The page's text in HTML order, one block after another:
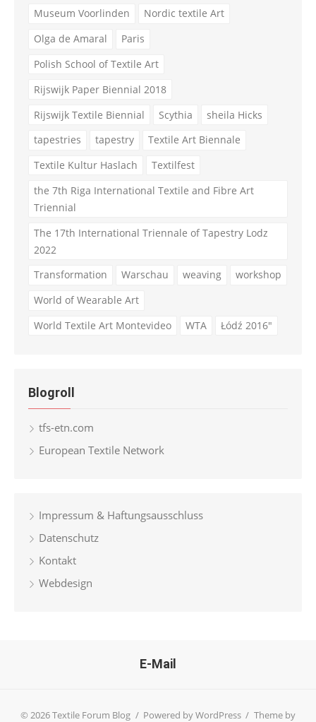
Museum Voorlinden
Nordic textile Art
Olga de Amaral
Paris
Polish School of Textile Art
Rijswijk Paper Biennial 2018
Rijswijk Textile Biennial
Scythia
sheila Hicks
tapestries
tapestry
Textile Art Biennale
Textile Kultur Haslach
Textilfest
the 7th Riga International Textile and Fibre Art
Triennial
The 17th International Triennale of Tapestry Lodz
2022
Transformation
Warschau weaving
workshop
World of Wearable Art
World Textile Art Montevideo
WTA Łódź 2016"
Blogroll
tfs-etn.com
European Textile Network
Impressum & Haftungsausschluss
Datenschutz
Kontakt
Webdesign
E-Mail
© 2026 Textile Forum Blog / Powered by WordPress / Theme by